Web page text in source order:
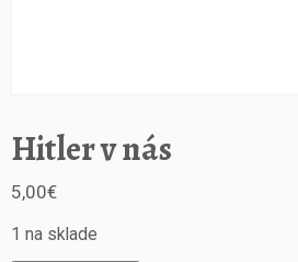
Hitler v nás
5,00€
1 na sklade